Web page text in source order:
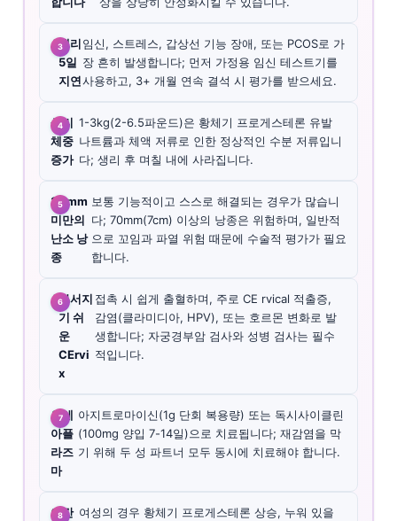
A생리
5일
지연
임신, 스트레스, 갑상선 기능 장애, 또는 PCOS로 가
장 흔히 발생합니다; 먼저 가정용 임신 테스트기를
사용하고, 3+ 개월 연속 결석 시 평가를 받으세요.
생리
체중
증가
1-3kg(2-6.5파운드)은 황체기 프로게스테론 유발
나트륨과 체액 저류로 인한 정상적인 수분 저류입니
다; 생리 후 며칠 내에 사라집니다.
30mm
미만의
난소 낭
종
보통 기능적이고 스스로 해결되는 경우가 많습니
다; 70mm(7cm) 이상의 낭종은 위험하며, 일반적
으로 꼬임과 파열 위험 때문에 수술적 평가가 필요
합니다.
A부서지
기 쉬
운
CErvi
x
접촉 시 쉽게 출혈하며, 주로 CE rvical 적출증,
감염(클라미디아, HPV), 또는 호르몬 변화로 발
생합니다; 자궁경부암 검사와 성병 검사는 필수
적입니다.
유레
아플
라즈
마
아지트로마이신(1g 단회 복용량) 또는 독시사이클린
(100mg 양입 7-14일)으로 치료됩니다; 재감염을 막
기 위해 두 성 파트너 모두 동시에 치료해야 합니다.
야간 여성의 경우 황체기 프로게스테론 상승, 누워 있을